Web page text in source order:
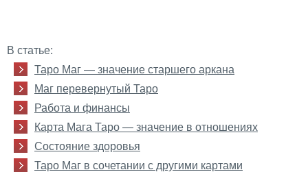
В статье:
Таро Маг — значение старшего аркана
Маг перевернутый Таро
Работа и финансы
Карта Мага Таро — значение в отношениях
Состояние здоровья
Таро Маг в сочетании с другими картами